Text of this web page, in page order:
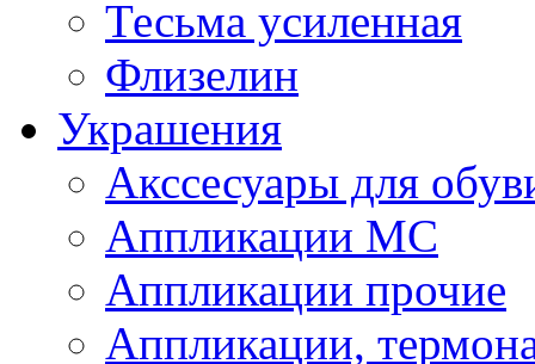
Тесьма усиленная
Флизелин
Украшения
Акссесуары для
Аппликации МС
Аппликации прочие
Аппликации,